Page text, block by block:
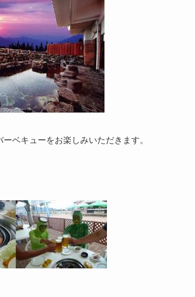
ベキューをお楽しみいただきます。